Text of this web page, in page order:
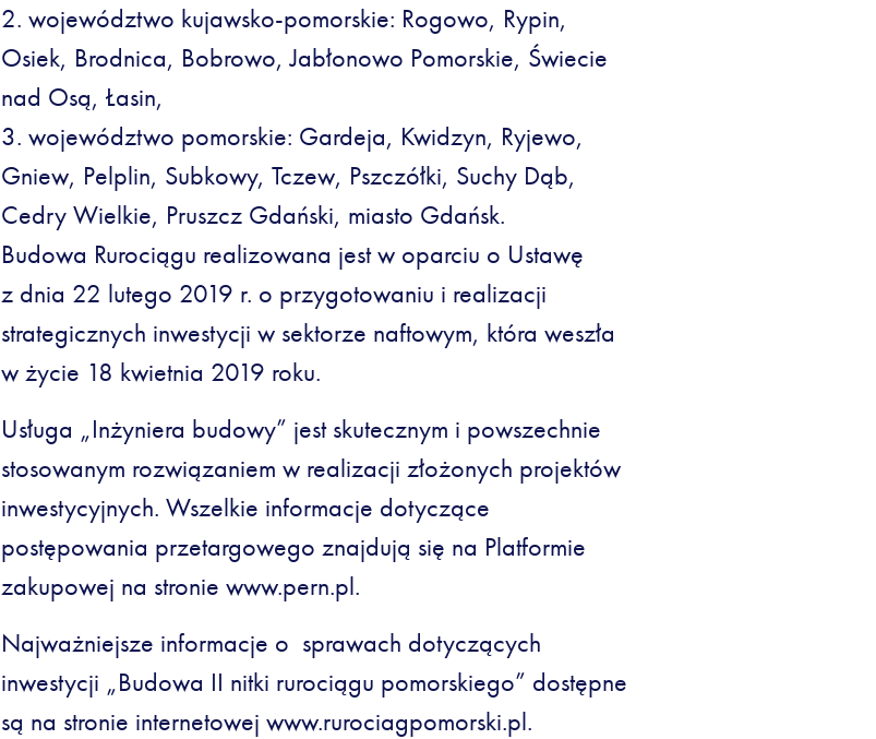
2. województwo kujawsko-pomorskie: Rogowo, Rypin,
Osiek, Brodnica, Bobrowo, Jabłonowo Pomorskie, Świecie
nad Osą, Łasin,
3. województwo pomorskie: Gardeja, Kwidzyn, Ryjewo,
Gniew, Pelplin, Subkowy, Tczew, Pszczółki, Suchy Dąb,
Cedry Wielkie, Pruszcz Gdański, miasto Gdańsk.
Budowa Rurociągu realizowana jest w oparciu o Ustawę
z dnia 22 lutego 2019 r. o przygotowaniu i realizacji
strategicznych inwestycji w sektorze naftowym, która weszła
w życie 18 kwietnia 2019 roku.
Usługa „Inżyniera budowy” jest skutecznym i powszechnie
stosowanym rozwiązaniem w realizacji złożonych projektów
inwestycyjnych. Wszelkie informacje dotyczące
postępowania przetargowego znajdują się na Platformie
zakupowej na stronie www.pern.pl.
Najważniejsze informacje o sprawach dotyczących
inwestycji „Budowa II nitki rurociągu pomorskiego” dostępne
są na stronie internetowej www.rurociagpomorski.pl.